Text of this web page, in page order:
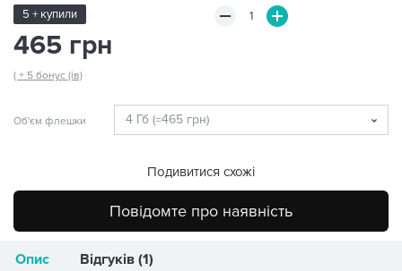
5 + купили
465 грн
( + 5 бонус (ів)
Об'єм флешки
Подивитися схожі
Повідомте про наявність
Опис Відгуків (1)